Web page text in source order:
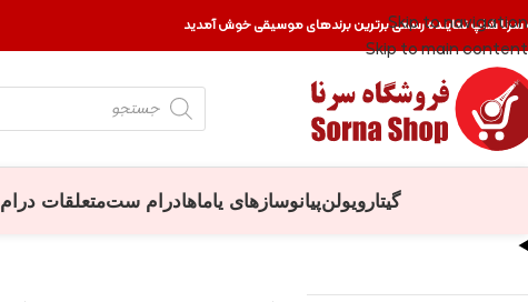
Skip to navigation
Skip to main content
سرنا شاپ نماینده رسمی برترین برندهای موسیقی خوش آمدید
گیتار ویولنپیانوسازهای یاماهادرام ستمتعلقات درام